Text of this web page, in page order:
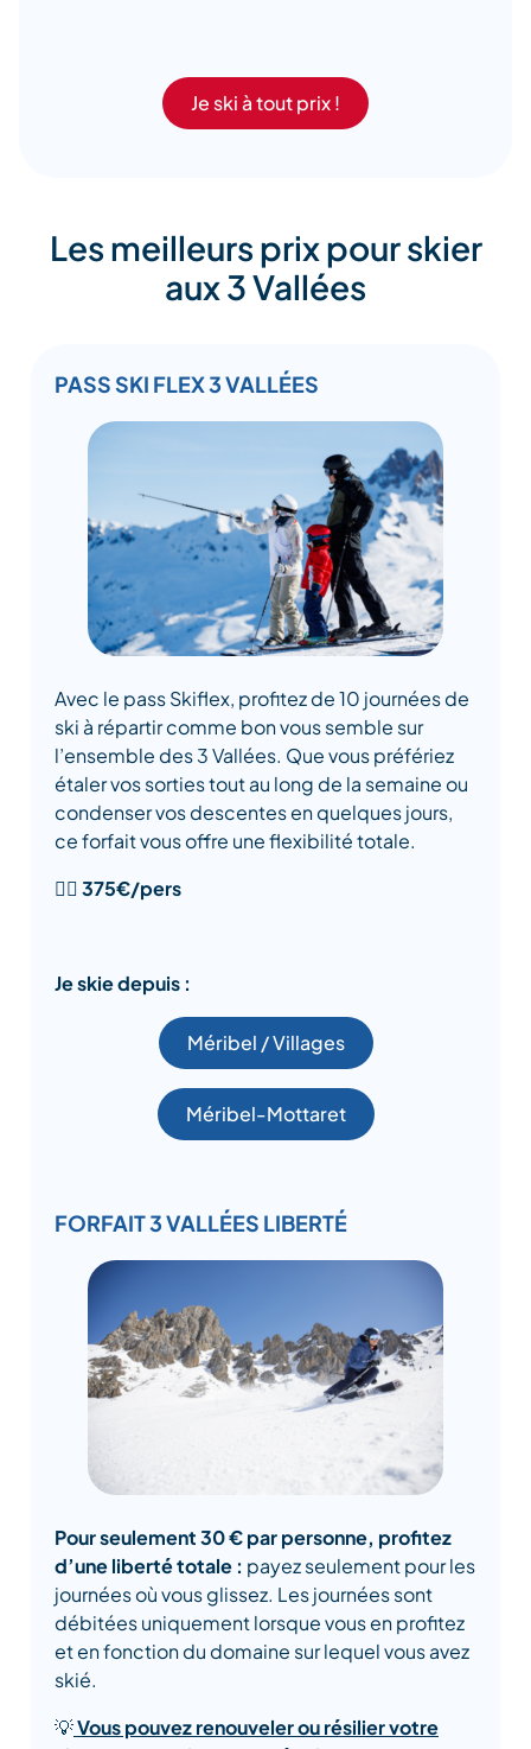
Je ski à tout prix !
Les meilleurs prix pour skier
aux 3 Vallées
PASS SKI FLEX 3 VALLÉES
Avec le pass Skiflex, profitez de 10 journées de
ski à répartir comme bon vous semble sur
l’ensemble des 3 Vallées. Que vous préfériez
étaler vos sorties tout au long de la semaine ou
condenser vos descentes en quelques jours,
ce forfait vous offre une flexibilité totale.
👉🏻 375€/pers
Je skie depuis :
Méribel / Villages
Méribel-Mottaret
FORFAIT 3 VALLÉES LIBERTÉ
Pour seulement 30 € par personne, profitez
d’une liberté totale : payez seulement pour les
journées où vous glissez. Les journées sont
débitées uniquement lorsque vous en profitez
et en fonction du domaine sur lequel vous avez
skié.
💡Vous pouvez renouveler ou résilier votre